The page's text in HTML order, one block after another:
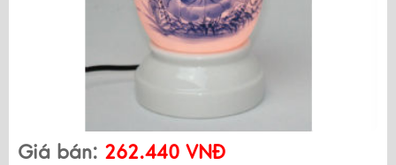
Giá bán: 262.440 VNĐ